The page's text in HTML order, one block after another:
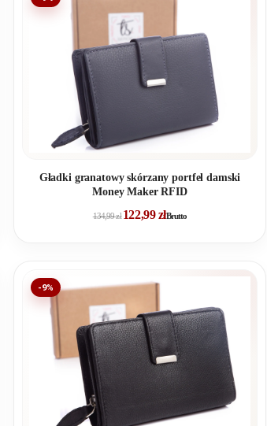
Gładki granatowy skórzany portfel damski
Money Maker RFID
134,99zł 122,99złBrutto
-9%